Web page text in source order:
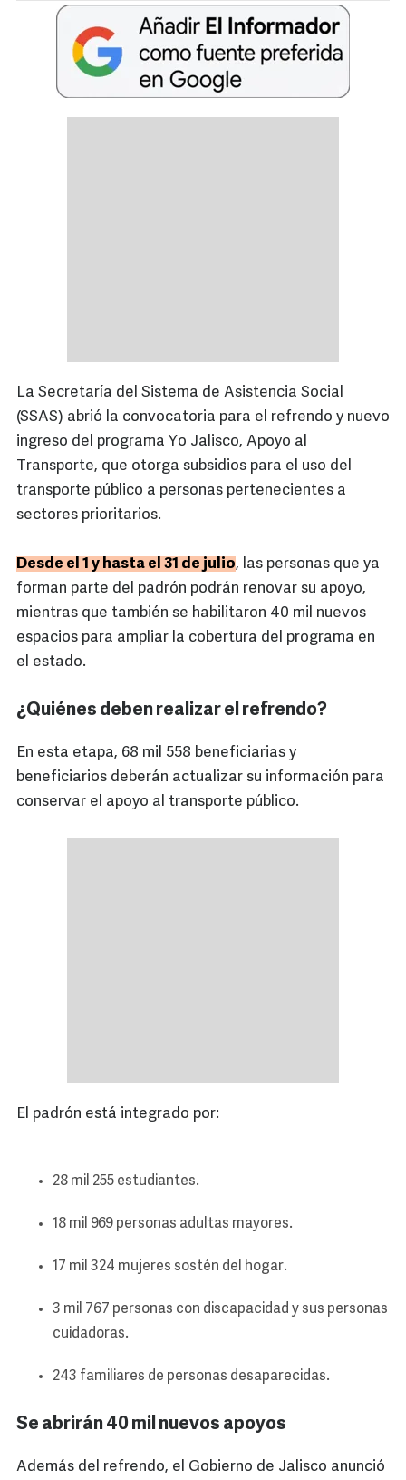
La Secretaría del Sistema de Asistencia Social
(SSAS) abrió la convocatoria para el refrendo y nuevo
ingreso del programa Yo Jalisco, Apoyo al
Transporte, que otorga subsidios para el uso del
transporte público a personas pertenecientes a
sectores prioritarios.
Desde el 1 y hasta el 31 de julio, las personas que ya
forman parte del padrón podrán renovar su apoyo,
mientras que también se habilitaron 40 mil nuevos
espacios para ampliar la cobertura del programa en
el estado.
¿Quiénes deben realizar el refrendo?
En esta etapa, 68 mil 558 beneficiarias y
beneficiarios deberán actualizar su información para
conservar el apoyo al transporte público.
El padrón está integrado por:
28 mil 255 estudiantes.
18 mil 969 personas adultas mayores.
17 mil 324 mujeres sostén del hogar.
3 mil 767 personas con discapacidad y sus personas
cuidadoras.
243 familiares de personas desaparecidas.
Se abrirán 40 mil nuevos apoyos
Además del refrendo, el Gobierno de Jalisco anunció